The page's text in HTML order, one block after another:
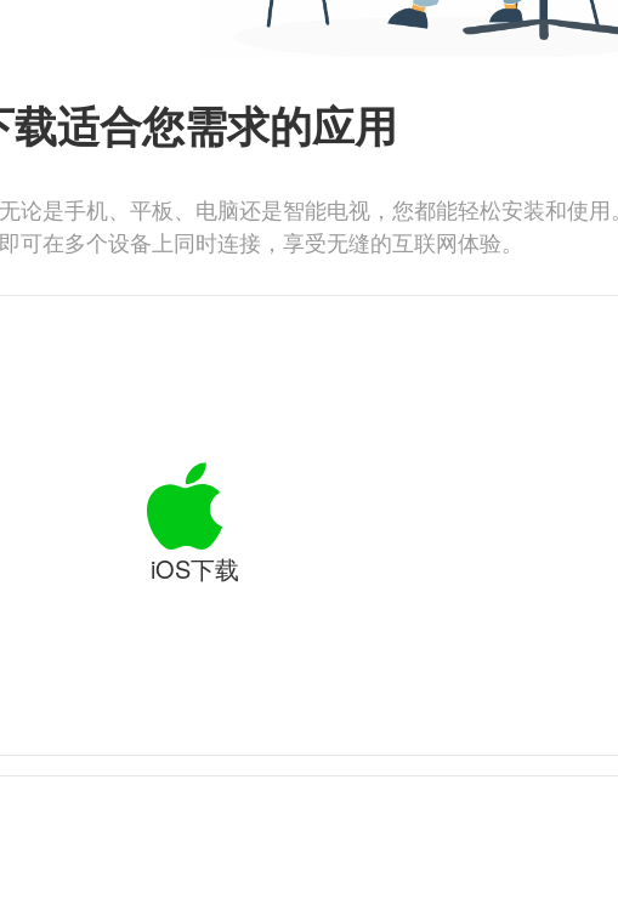
载适合您需求的应用
论是手机、平板、电脑还是智能电视，您都能轻松安装和使用。
可在多个设备上同时连接，享受无缝的互联网体验。
iOS下载